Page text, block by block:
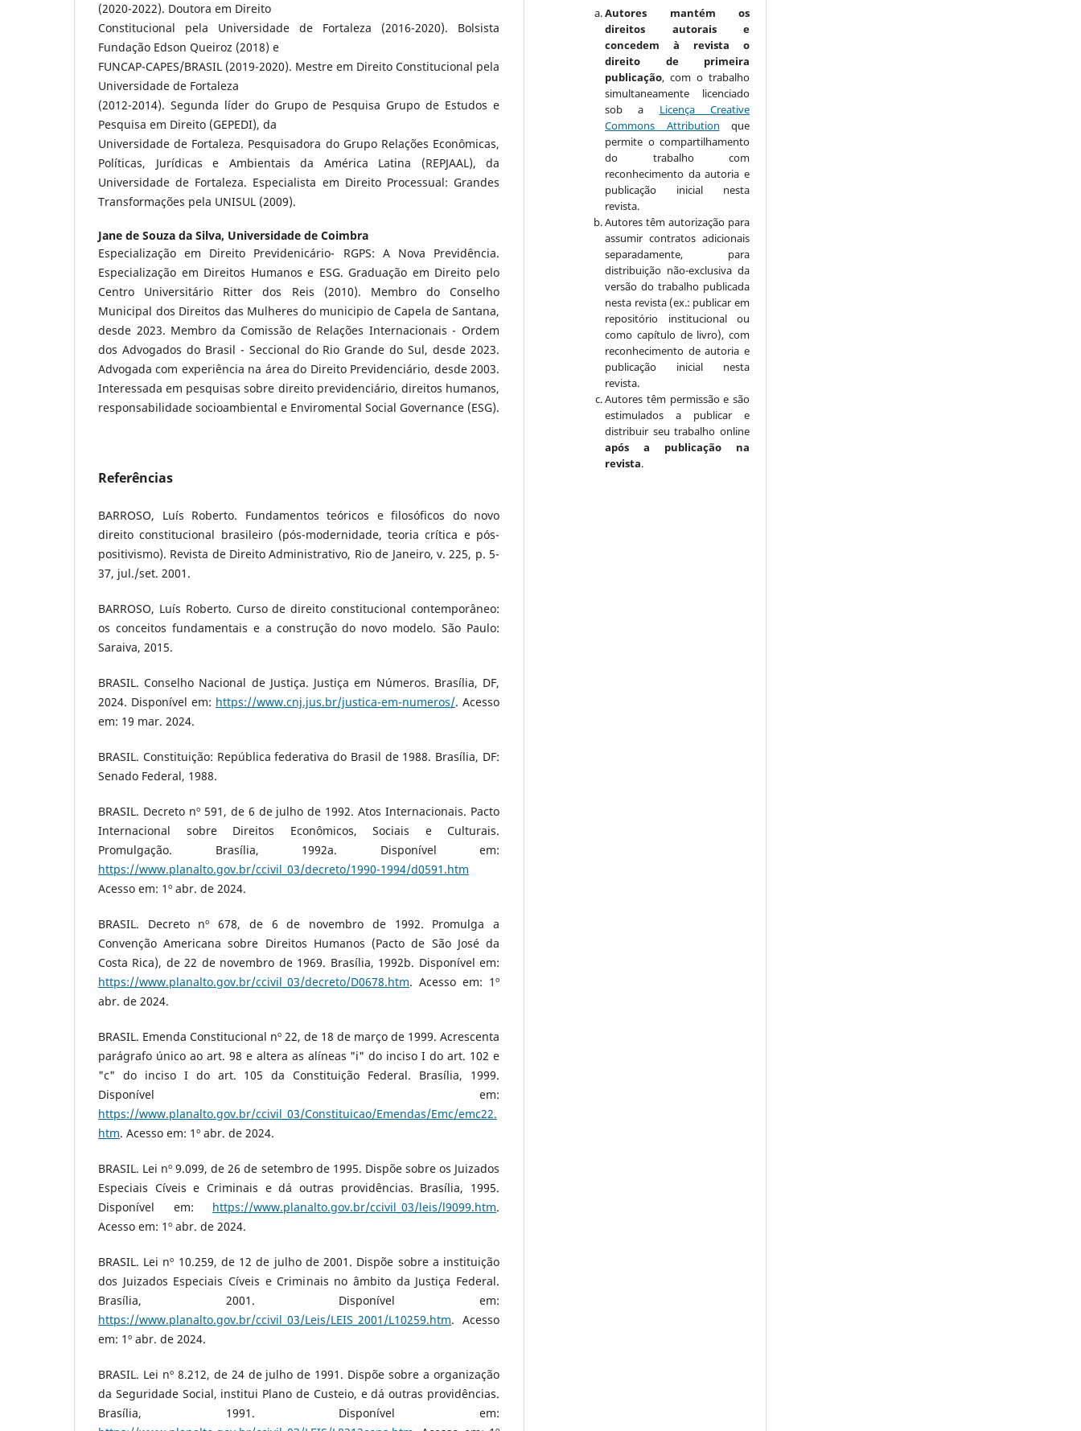
(2020-2022). Doutora em Direito
Constitucional pela Universidade de Fortaleza (2016-2020). Bolsista
Fundação Edson Queiroz (2018) e
FUNCAP-CAPES/BRASIL (2019-2020). Mestre em Direito Constitucional pela
Universidade de Fortaleza
(2012-2014). Segunda líder do Grupo de Pesquisa Grupo de Estudos e
Pesquisa em Direito (GEPEDI), da
Universidade de Fortaleza. Pesquisadora do Grupo Relações Econômicas,
Políticas, Jurídicas e Ambientais da América Latina (REPJAAL), da
Universidade de Fortaleza. Especialista em Direito Processual: Grandes
Transformações pela UNISUL (2009).
Jane de Souza da Silva, Universidade de Coimbra
Especialização em Direito Previdenicário- RGPS: A Nova Previdência.
Especialização em Direitos Humanos e ESG. Graduação em Direito pelo
Centro Universitário Ritter dos Reis (2010). Membro do Conselho
Municipal dos Direitos das Mulheres do municipio de Capela de Santana,
desde 2023. Membro da Comissão de Relações Internacionais - Ordem
dos Advogados do Brasil - Seccional do Rio Grande do Sul, desde 2023.
Advogada com experiência na área do Direito Previdenciário, desde 2003.
Interessada em pesquisas sobre direito previdenciário, direitos humanos,
responsabilidade socioambiental e Enviromental Social Governance (ESG).
Referências
BARROSO, Luís Roberto. Fundamentos teóricos e filosóficos do novo
direito constitucional brasileiro (pós-modernidade, teoria crítica e pós-
positivismo). Revista de Direito Administrativo, Rio de Janeiro, v. 225, p. 5-
37, jul./set. 2001.
BARROSO, Luís Roberto. Curso de direito constitucional contemporâneo:
os conceitos fundamentais e a construção do novo modelo. São Paulo:
Saraiva, 2015.
BRASIL. Conselho Nacional de Justiça. Justiça em Números. Brasília, DF,
2024. Disponível em: https://www.cnj.jus.br/justica-em-numeros/. Acesso
em: 19 mar. 2024.
BRASIL. Constituição: República federativa do Brasil de 1988. Brasília, DF:
Senado Federal, 1988.
BRASIL. Decreto nº 591, de 6 de julho de 1992. Atos Internacionais. Pacto
Internacional sobre Direitos Econômicos, Sociais e Culturais.
Promulgação. Brasília, 1992a. Disponível em:
https://www.planalto.gov.br/ccivil_03/decreto/1990-1994/d0591.htm
Acesso em: 1º abr. de 2024.
BRASIL. Decreto nº 678, de 6 de novembro de 1992. Promulga a
Convenção Americana sobre Direitos Humanos (Pacto de São José da
Costa Rica), de 22 de novembro de 1969. Brasília, 1992b. Disponível em:
https://www.planalto.gov.br/ccivil_03/decreto/D0678.htm. Acesso em: 1º
abr. de 2024.
BRASIL. Emenda Constitucional nº 22, de 18 de março de 1999. Acrescenta
parágrafo único ao art. 98 e altera as alíneas "i" do inciso I do art. 102 e
"c" do inciso I do art. 105 da Constituição Federal. Brasília, 1999.
Disponível em:
https://www.planalto.gov.br/ccivil_03/Constituicao/Emendas/Emc/emc22.
htm. Acesso em: 1º abr. de 2024.
BRASIL. Lei nº 9.099, de 26 de setembro de 1995. Dispõe sobre os Juizados
Especiais Cíveis e Criminais e dá outras providências. Brasília, 1995.
Disponível em: https://www.planalto.gov.br/ccivil_03/leis/l9099.htm.
Acesso em: 1º abr. de 2024.
BRASIL. Lei nº 10.259, de 12 de julho de 2001. Dispõe sobre a instituição
dos Juizados Especiais Cíveis e Criminais no âmbito da Justiça Federal.
Brasília, 2001. Disponível em:
https://www.planalto.gov.br/ccivil_03/Leis/LEIS_2001/L10259.htm. Acesso
em: 1º abr. de 2024.
BRASIL. Lei nº 8.212, de 24 de julho de 1991. Dispõe sobre a organização
da Seguridade Social, institui Plano de Custeio, e dá outras providências.
Brasília, 1991. Disponível em:
Autores mantém os
direitos autorais e
concedem à revista o
direito de primeira
publicação, com o trabalho
simultaneamente licenciado
sob a Licença Creative
Commons Attribution que
permite o compartilhamento
do trabalho com
reconhecimento da autoria e
publicação inicial nesta
revista.
Autores têm autorização para
assumir contratos adicionais
separadamente, para
distribuição não-exclusiva da
versão do trabalho publicada
nesta revista (ex.: publicar em
repositório institucional ou
como capítulo de livro), com
reconhecimento de autoria e
publicação inicial nesta
revista.
Autores têm permissão e são
estimulados a publicar e
distribuir seu trabalho online
após a publicação na
revista.